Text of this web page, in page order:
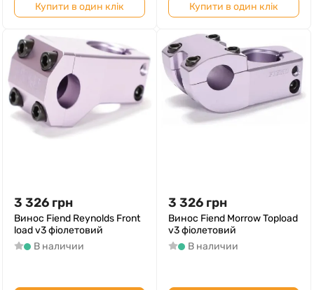
Купити в один клік Купити в один клік
3 326 грн
Винос Fiend Reynolds Front
load v3 фіолетовий
В наличии
3 326 грн
Винос Fiend Morrow Topload
v3 фіолетовий
В наличии